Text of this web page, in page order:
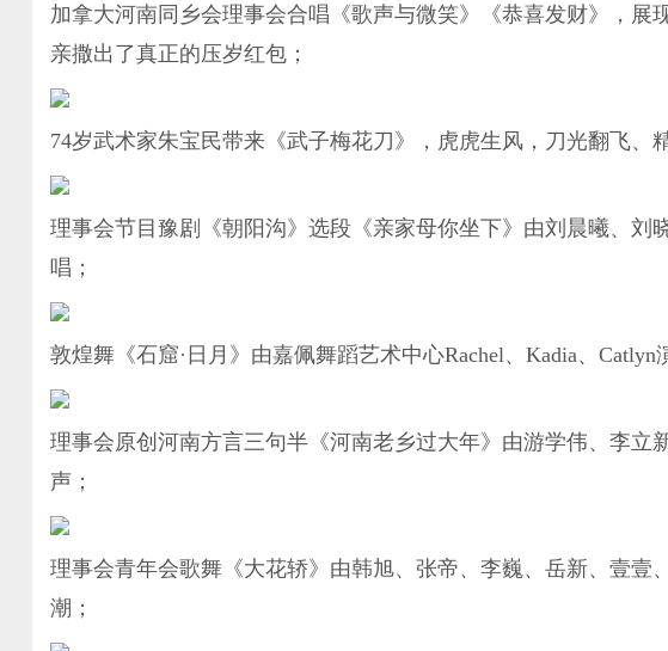
加拿大河南同乡会理事会合唱《歌声与微笑》《恭喜发财》，
亲撒出了真正的压岁红包；
74岁武术家朱宝民带来《武子梅花刀》，虎虎生风，刀光翻飞、
理事会节目豫剧《朝阳沟》选段《亲家母你坐下》由刘晨曦、刘
唱；
敦煌舞《石窟·日月》由嘉佩舞蹈艺术中心Rachel、Kadia、
理事会原创河南方言三句半《河南老乡过大年》由游学伟、李
声；
理事会青年会歌舞《大花轿》由韩旭、张帝、李巍、岳新、壹壹
潮；